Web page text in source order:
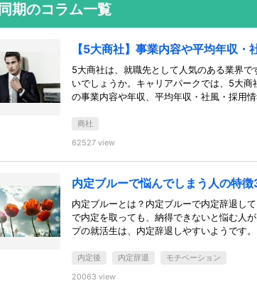
同期のコラム一覧
【5大商社】事業内容や平均年収
5大商社は、就職先として人気のある業界
いでしょうか。キャリアパークでは、5大
の事業内容や年収、平均年収・社風・採用情
商社
62527 view
内定ブルーで悩んでしまう人の特
内定ブルーとは？内定ブルーで内定辞退し
で内定を取っても、納得できないと悩む人
プの就活生は、内定辞退しやすいようです。
内定後 内定辞退
モチベーション
20063 view